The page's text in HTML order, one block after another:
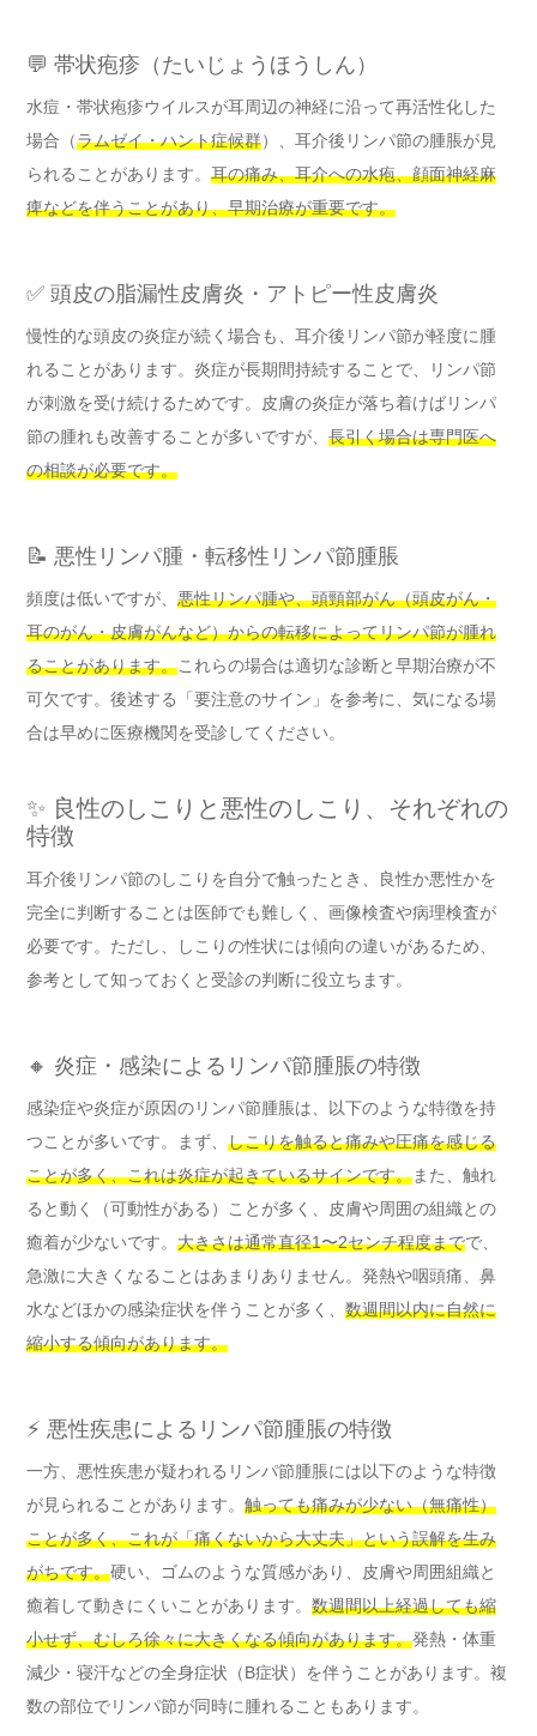
💬 帯状疱疹（たいじょうほうしん）
水痘・帯状疱疹ウイルスが耳周辺の神経に沿って再活性化した
場合（ラムゼイ・ハント症候群）、耳介後リンパ節の腫脹が見
られることがあります。 耳の痛み、耳介への水疱、顔面神経麻
痺などを伴うことがあり、早期治療が重要です。
✅ 頭皮の脂漏性皮膚炎・アトピー性皮膚炎
慢性的な頭皮の炎症が続く場合も、耳介後リンパ節が軽度に腫
れることがあります。炎症が長期間持続することで、リンパ節
が刺激を受け続けるためです。皮膚の炎症が落ち着けばリンパ
節の腫れも改善することが多いですが、 長引く場合は専門医へ
の相談が必要です。
📝 悪性リンパ腫・転移性リンパ節腫脹
頻度は低いですが、 悪性リンパ腫や、頭頸部がん（頭皮がん・
耳のがん・皮膚がんなど）からの転移によってリンパ節が腫れ
ることがあります。これらの場合は適切な診断と早期治療が不
可欠です。後述する「要注意のサイン」を参考に、気になる場
合は早めに医療機関を受診してください。
✨ 良性のしこりと悪性のしこり、それぞれの
特徴
耳介後リンパ節のしこりを自分で触ったとき、良性か悪性かを
完全に判断することは医師でも難しく、画像検査や病理検査が
必要です。ただし、しこりの性状には傾向の違いがあるため、
参考として知っておくと受診の判断に役立ちます。
🔸 炎症・感染によるリンパ節腫脹の特徴
感染症や炎症が原因のリンパ節腫脹は、以下のような特徴を持
つことが多いです。まず、 しこりを触ると痛みや圧痛を感じる
ことが多く、これは炎症が起きているサインです。また、触れ
ると動く（可動性がある）ことが多く、皮膚や周囲の組織との
癒着が少ないです。 大きさは通常直径1〜2センチ程度までで、
急激に大きくなることはあまりありません。発熱や咽頭痛、鼻
水などほかの感染症状を伴うことが多く、 数週間以内に自然に
縮小する傾向があります。
⚡ 悪性疾患によるリンパ節腫脹の特徴
一方、悪性疾患が疑われるリンパ節腫脹には以下のような特徴
が見られることがあります。 触っても痛みが少ない（無痛性）
ことが多く、これが「痛くないから大丈夫」という誤解を生み
がちです。硬い、ゴムのような質感があり、皮膚や周囲組織と
癒着して動きにくいことがあります。 数週間以上経過しても縮
小せず、むしろ徐々に大きくなる傾向があります。発熱・体重
減少・寝汗などの全身症状（B症状）を伴うことがあります。複
数の部位でリンパ節が同時に腫れることもあります。